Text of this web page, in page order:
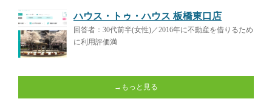
ハウス・トゥ・ハウス 板橋東口店
回答者：30代前半(女性)／2016年に不動産を借りるため
に利用評価満
→もっと見る